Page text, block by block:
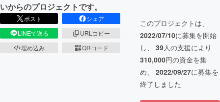
いからのプロジェクトです。
ポスト
シェア
LINEで送る
URLコピー
埋め込み
QRコード
このプロジェクトは、
2022/07/10に募集を開始
し、 39人の支援により
310,000円の資金を集
め、 2022/09/27に募集を
終了しました